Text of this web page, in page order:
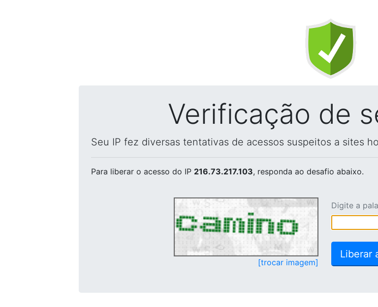
Verificação de
Seu IP fez diversas tentativas de acessos suspeitos a sites
Para liberar o acesso do IP 216.73.217.103, responda ao desafio abaixo.
[trocar imagem]
Digite a